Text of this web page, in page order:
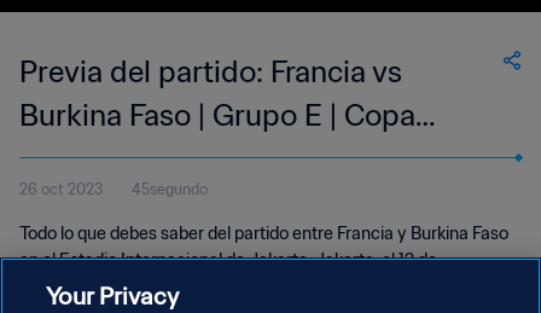
Previa del partido: Francia vs
Burkina Faso | Grupo E | Copa
Mundial Sub-17 de Indonesia 2023™
26 oct 2023 45segundo
Todo lo que debes saber del partido entre Francia y Burkina Faso
en el Estadio Internacional de Jakarta, Jakarta, el 12 de
noviembre a las 16:00 (horario local).
Your Privacy